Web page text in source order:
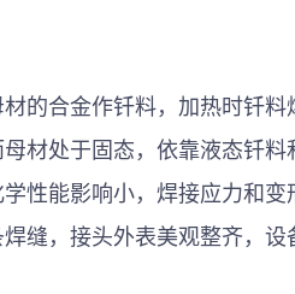
的合金作钎料，加热时钎
材处于固态，依靠液态钎料
性能影响小，焊接应力和
缝，接头外表美观整齐，